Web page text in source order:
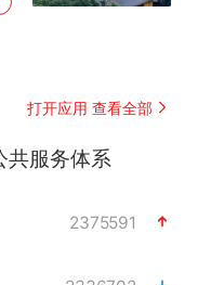
打开应用 查看全部
共服务体系
2375591